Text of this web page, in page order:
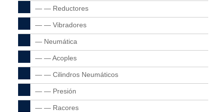
— — Reductores
— — Vibradores
— Neumática
— — Acoples
— — Cilindros Neumáticos
— — Presión
— — Racores